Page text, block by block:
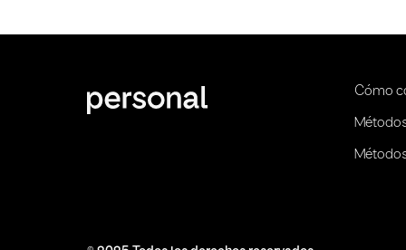
Cómo